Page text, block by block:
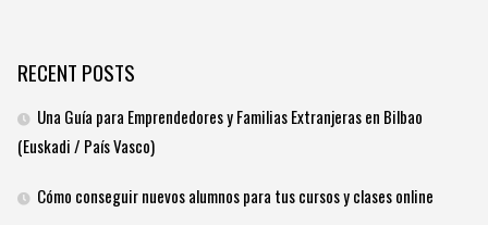
RECENT POSTS
Una Guía para Emprendedores y Familias Extranjeras en Bilbao
(Euskadi / País Vasco)
Cómo conseguir nuevos alumnos para tus cursos y clases online